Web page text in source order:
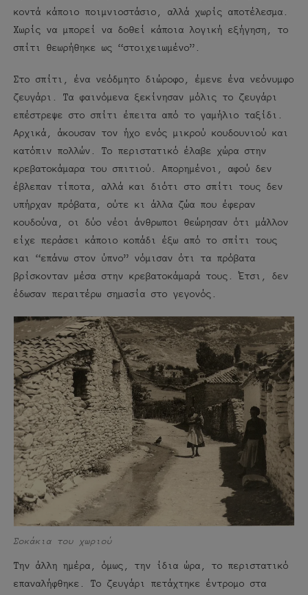
κοντά κάποιο ποιμνιοστάσιο, αλλά χωρίς αποτέλεσμα.
Χωρίς να μπορεί να δοθεί κάποια λογική εξήγηση, το
σπίτι θεωρήθηκε ως “στοιχειωμένο”.
Στο σπίτι, ένα νεόδμητο διώροφο, έμενε ένα νεόνυμφο
ζευγάρι. Τα φαινόμενα ξεκίνησαν μόλις το ζευγάρι
επέστρεψε στο σπίτι έπειτα από το γαμήλιο ταξίδι.
Αρχικά, άκουσαν τον ήχο ενός μικρού κουδουνιού και
κατόπιν πολλών. Το περιστατικό έλαβε χώρα στην
κρεβατοκάμαρα του σπιτιού. Απορημένοι, αφού δεν
έβλεπαν τίποτα, αλλά και διότι στο σπίτι τους δεν
υπήρχαν πρόβατα, ούτε κι άλλα ζώα που έφεραν
κουδούνα, οι δύο νέοι άνθρωποι θεώρησαν ότι μάλλον
είχε περάσει κάποιο κοπάδι έξω από το σπίτι τους
και “επάνω στον ύπνο” νόμισαν ότι τα πρόβατα
βρίσκονταν μέσα στην κρεβατοκάμαρά τους. Έτσι, δεν
έδωσαν περαιτέρω σημασία στο γεγονός.
Σοκάκια του χωριού
Την άλλη ημέρα, όμως, την ίδια ώρα, το περιστατικό
επαναλήφθηκε. Το ζευγάρι πετάχτηκε έντρομο στα